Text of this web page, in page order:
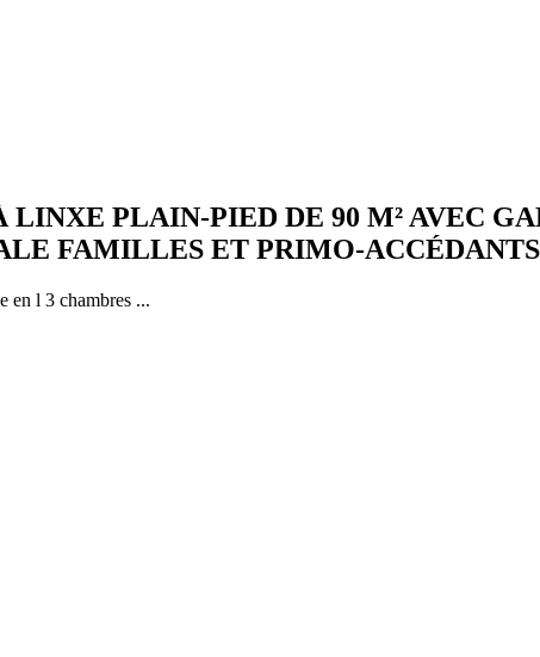
PLAIN-PIED DE 90 M² AVEC
FAMILLES ET PRIMO-ACCÉDANTS
en l 3 chambres ...